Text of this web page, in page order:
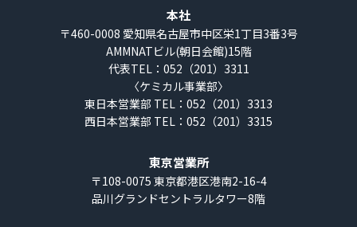
興
業
株
式
会
社
本社
〒460-0008 愛知県名古屋市中区栄1丁目3番3号
AMMNATビル(朝日会館)15階
代表TEL：052（201）3311
〈ケミカル事業部〉
東日本営業部 TEL：052（201）3313
西日本営業部 TEL：052（201）3315
東京営業所
〒108-0075 東京都港区港南2-16-4
品川グランドセントラルタワー8階